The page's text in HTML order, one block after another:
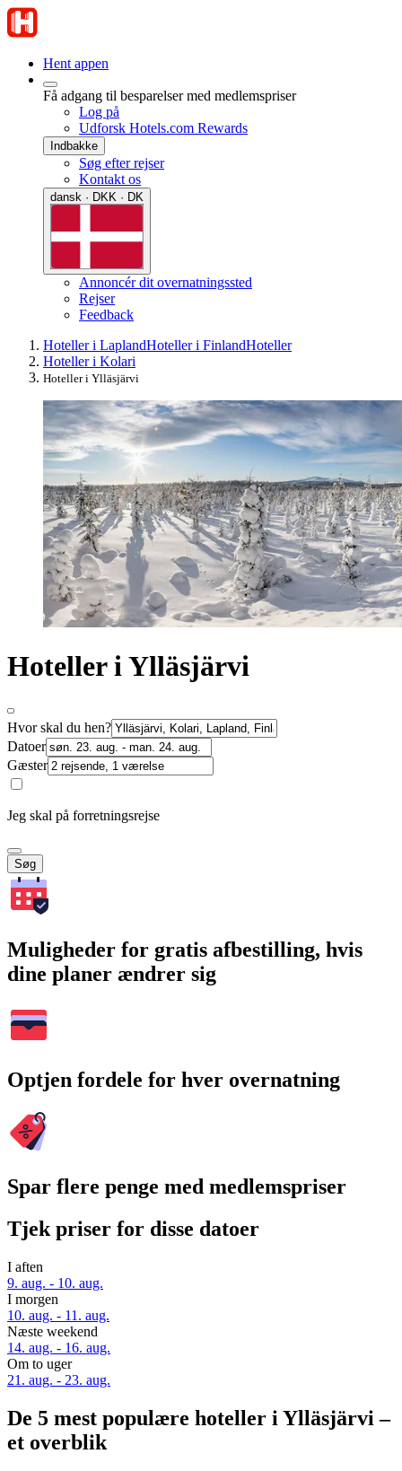
Hent appen
Få adgang til besparelser med medlemspriser
Log på
Udforsk Hotels.com Rewards
Indbakke
Søg efter rejser
Kontakt os
dansk · DKK · DK
Annoncér dit overnatningssted
Rejser
Feedback
Hoteller i LaplandHoteller i FinlandHoteller
Hoteller i Kolari
Hoteller i Ylläsjärvi
Hoteller i Ylläsjärvi
Hvor skal du hen?
Datoer
Gæster
Jeg skal på forretningsrejse
Søg
Muligheder for gratis afbestilling, hvis
dine planer ændrer sig
Optjen fordele for hver overnatning
Spar flere penge med medlemspriser
Tjek priser for disse datoer
I aften
9. aug. - 10. aug.
I morgen
10. aug. - 11. aug.
Næste weekend
14. aug. - 16. aug.
Om to uger
21. aug. - 23. aug.
De 5 mest populære hoteller i Ylläsjärvi –
et overblik